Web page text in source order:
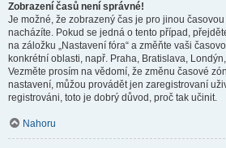
Zobrazení časů není správné!
Je možné, že zobrazený čas je pro jinou
nacházíte. Pokud se jedná o tento případ,
na záložku „Nastavení fóra“ a změňte vaši
konkrétní oblasti, např. Praha, Bratislava,
Vezměte prosím na vědomí, že změnu časové
nastavení, můžou provádět jen zaregistrovaní
registrováni, toto je dobrý důvod, proč tak učinit.
Nahoru